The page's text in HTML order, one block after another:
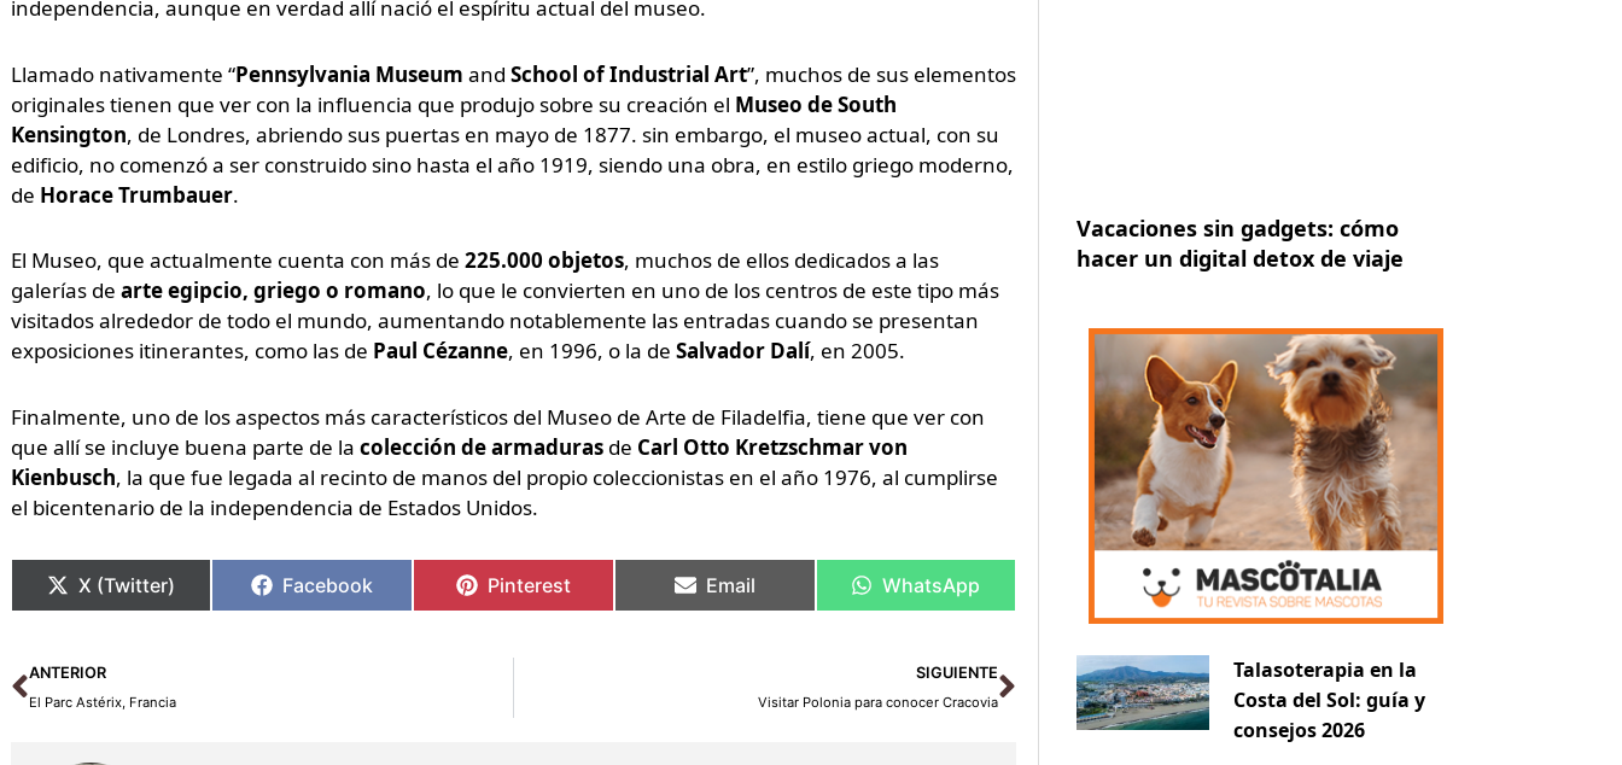
independencia, aunque en verdad allí nació el espíritu actual del museo.
Llamado nativamente “Pennsylvania Museum and School of Industrial Art”, muchos de sus elementos
originales tienen que ver con la influencia que produjo sobre su creación el Museo de South
Kensington, de Londres, abriendo sus puertas en mayo de 1877. sin embargo, el museo actual, con su
edificio, no comenzó a ser construido sino hasta el año 1919, siendo una obra, en estilo griego moderno,
de Horace Trumbauer.
El Museo, que actualmente cuenta con más de 225.000 objetos, muchos de ellos dedicados a las
galerías de arte egipcio, griego o romano, lo que le convierten en uno de los centros de este tipo más
visitados alrededor de todo el mundo, aumentando notablemente las entradas cuando se presentan
exposiciones itinerantes, como las de Paul Cézanne, en 1996, o la de Salvador Dalí, en 2005.
Finalmente, uno de los aspectos más característicos del Museo de Arte de Filadelfia, tiene que ver con
que allí se incluye buena parte de la colección de armadurasde Carl Otto Kretzschmar von
Kienbusch, la que fue legada al recinto de manos del propio coleccionistas en el año 1976, al cumplirse
el bicentenario de la independencia de Estados Unidos.
X (Twitter) Facebook Pinterest Email WhatsApp
Ant
ANTERIOR
El Parc Astérix, Francia
SIGUIENTE
Visitar Polonia para conocer Cracovia
Siguiente
Vacaciones sin gadgets: cómo
hacer un digital detox de viaje
Talasoterapia en la
Costa del Sol: guía y
consejos 2026